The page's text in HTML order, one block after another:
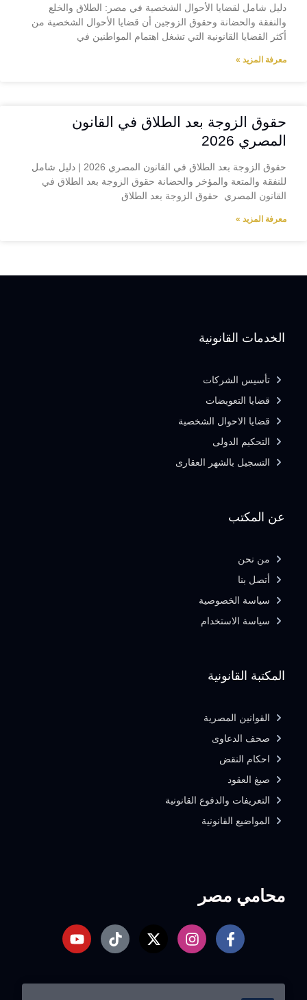
دليل شامل لقضايا الأحوال الشخصية في مصر: الطلاق والخلع
والنفقة والحضانة وحقوق الزوجين أن قضايا الأحوال الشخصية من
أكثر القضايا القانونية التي تشغل اهتمام المواطنين في
معرفة المزيد »
حقوق الزوجة بعد الطلاق في القانون
المصري 2026
حقوق الزوجة بعد الطلاق في القانون المصري 2026 | دليل شامل
للنفقة والمتعة والمؤخر والحضانة حقوق الزوجة بعد الطلاق في
القانون المصري حقوق الزوجة بعد الطلاق
معرفة المزيد »
محامي مصر
المكتبة القانونية
القوانين المصرية
صحف الدعاوى
احكام النقض
صيغ العقود
التعريفات والدفوع القانونية
المواضيع القانونية
عن المكتب
من نحن
أتصل بنا
سياسة الخصوصية
سياسة الاستخدام
الخدمات القانونية
تأسيس الشركات
قضايا التعويضات
قضايا الاحوال الشخصية
التحكيم الدولى
التسجيل بالشهر العقارى